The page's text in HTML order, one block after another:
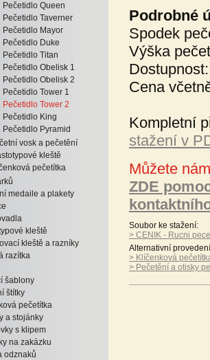
Pečetidlo Queen
Pečetidlo Taverner
Pečetidlo Mayor
Pečetidlo Duke
Pečetidlo Titan
Pečetidlo Obelisk 1
Pečetidlo Obelisk 2
Pečetidlo Tower 1
Pečetidlo Tower 2
Pečetidlo King
Pečetidlo Pyramid
vosk a pečetění
kleště
pečetítka
medaile a plakety
kleště
kleště a razníky
razítka
šablony
štítky
pečetítka
a stojánky
s klipem
na zakázku
odznaků
Podrobné
Spodek
Výška
Cena
Kompletní
stažení v
Můžete
ZDE
Soubor ke stažení:
> CENIK - Rucni
Alternativní
> Klíčenková
> Pečetění a otisky